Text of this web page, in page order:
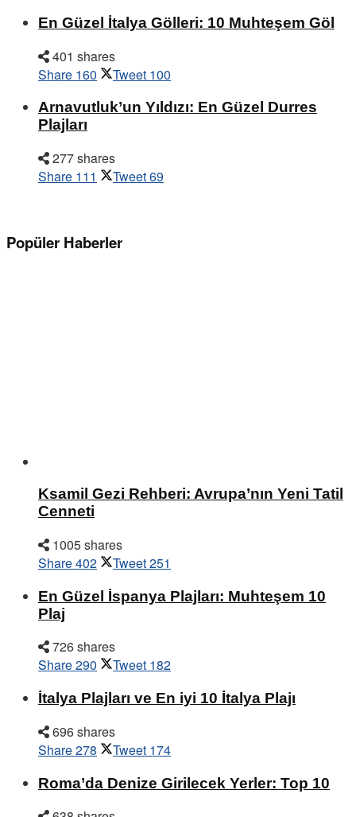
En Güzel İtalya Gölleri: 10 Muhteşem Göl
401 shares
Share 160 Tweet 100
Arnavutluk’un Yıldızı: En Güzel Durres
Plajları
277 shares
Share 111 Tweet69
Popüler Haberler
Ksamil Gezi Rehberi: Avrupa’nın Yeni Tatil
Cenneti
1005 shares
Share402 Tweet251
En Güzel İspanya Plajları: Muhteşem 10
Plaj
726 shares
Share290 Tweet 182
İtalya Plajları ve En iyi 10 İtalya Plajı
696 shares
Share278 Tweet 174
Roma’da Denize Girilecek Yerler: Top 10